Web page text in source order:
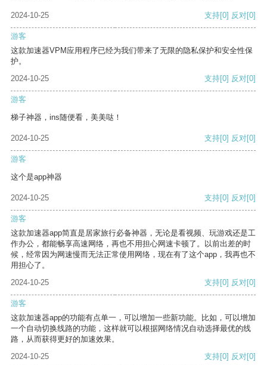
2024-10-25 支持[0] 反对[0]
游客
这款加速器VPM应用程序已经为我们带来了无限的隐私保护和安全性保
护。
2024-10-25
支持[0] 反对[0]
游客
梯子神器，ins随便看，美美哒！
2024-10-25 支持[0] 反对[0]
游客
这个是app神器
2024-10-25 支持[0] 反对[0]
游客
这款加速器app简直是居家旅行必备神器，无论是看视频、玩游戏还是工
作办公，都能畅享高速网络，再也不用担心网速卡顿了。以前出差的时
候，经常因为网速慢而无法正常使用网络，现在有了这个app，我再也不
用担心了。
2024-10-25
支持[0] 反对[0]
游客
这款加速器app的功能有点单一，可以增加一些新功能。比如，可以增加
一个自动切换线路的功能，这样就可以根据网络情况自动选择最优的线
路，从而获得更好的加速效果。
2024-10-25
支持[0] 反对[0]